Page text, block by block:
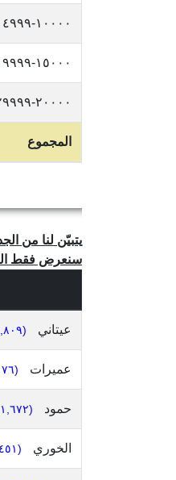
١٠٠٠٠-١٤٩٩٩
١٥٠٠٠-١٩٩٩٩
٢٠٠٠٠-٢٩٩٩٩
المجموع
سنعرض فقط
عيتاني (٤,٨٠٩)
عميرات (٢,١٧٦)
حمود (١,٦٧٢)
الخوري (١,٤٥١)